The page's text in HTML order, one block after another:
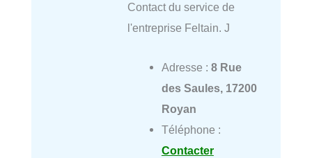
Contact du service de
l'entreprise Feltain. J
Adresse : 8 Rue
des Saules, 17200
Royan
Téléphone :
Contacter